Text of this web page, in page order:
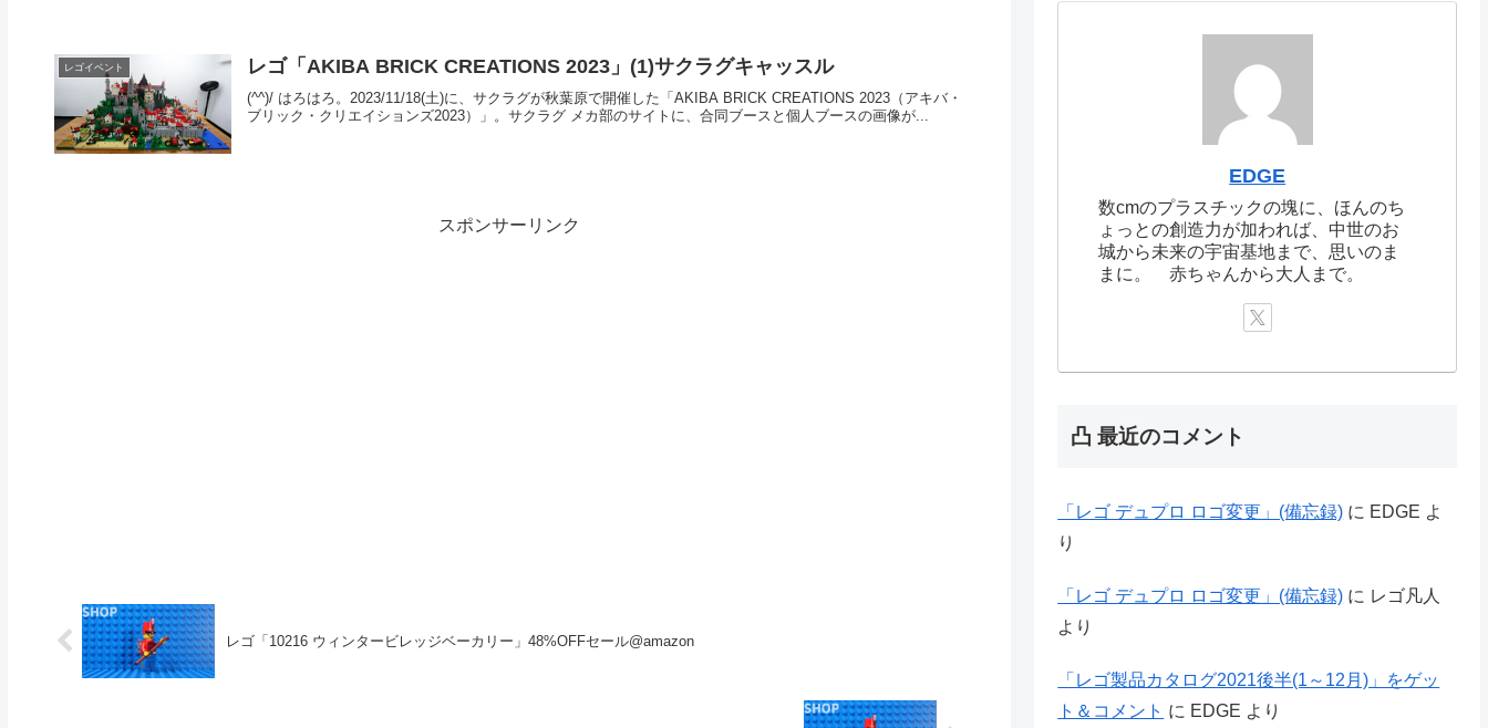
レゴイベント レゴ「AKIBA BRICK CREATIONS 2023」(1)サクラグキャッスル
(^^)/ はろはろ。2023/11/18(土)に、サクラグが秋葉原で開催した「AKIBA BRICK CREATIONS 2023（アキバ・
ブリック・クリエイションズ2023）」。サクラグ メカ部のサイトに、合同ブースと個人ブースの画像が...
スポンサーリンク
レゴ「10216 ウィンタービレッジベーカリー」48%OFFセール@amazon
EDGE
数cmのプラスチックの塊に、ほんのち
ょっとの創造力が加われば、中世のお
城から未来の宇宙基地まで、思いのま
まに。 赤ちゃんから大人まで。
凸 最近のコメント
「レゴ デュプロ ロゴ変更」(備忘録) に EDGE よ
り
「レゴ デュプロ ロゴ変更」(備忘録) に レゴ凡人
より
「レゴ製品カタログ2021後半(1～12月)」をゲッ
ト＆コメント に EDGE より